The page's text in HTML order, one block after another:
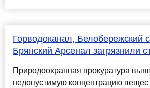
Горводоканал, Белобережский
Брянский Арсенал загрязнили
Природоохранная прокуратура
недопустимую концентрацию